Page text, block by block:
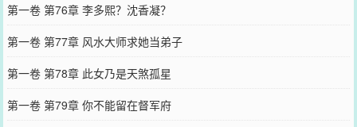
第一卷 第76章 李多熙？沈香凝？
第一卷 第77章 风水大师求她当弟子
第一卷 第78章 此女乃是天煞孤星
第一卷 第79章 你不能留在督军府